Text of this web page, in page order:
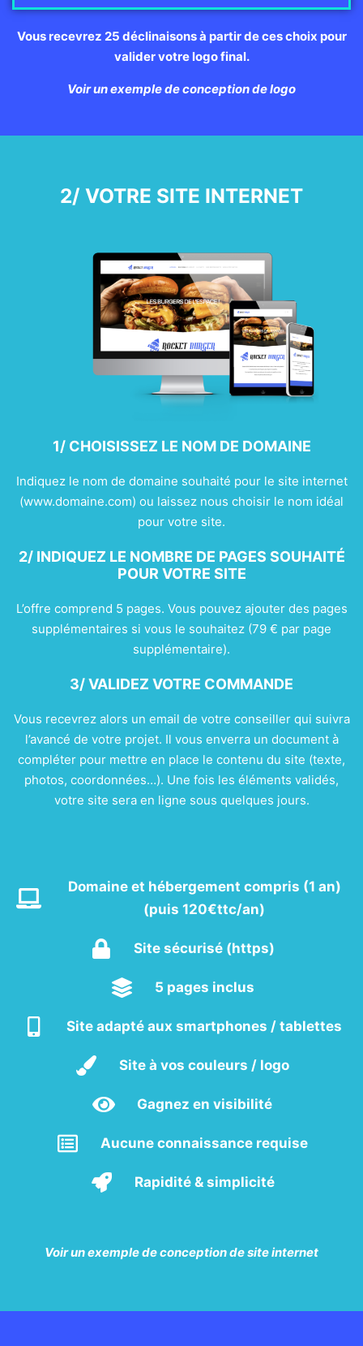
Vous recevrez 25 déclinaisons à partir de ces choix pour
valider votre logo final.
Voir un exemple de conception de logo
2/ VOTRE SITE INTERNET
1/ CHOISISSEZ LE NOM DE DOMAINE
Indiquez le nom de domaine souhaité pour le site internet
(www.domaine.com) ou laissez nous choisir le nom idéal
pour votre site.
2/ INDIQUEZ LE NOMBRE DE PAGES SOUHAITÉ
POUR VOTRE SITE
L’offre comprend 5 pages. Vous pouvez ajouter des pages
supplémentaires si vous le souhaitez (79 € par page
supplémentaire).
3/ VALIDEZ VOTRE COMMANDE
Vous recevrez alors un email de votre conseiller qui suivra
l’avancé de votre projet. Il vous enverra un document à
compléter pour mettre en place le contenu du site (texte,
photos, coordonnées…). Une fois les éléments validés,
votre site sera en ligne sous quelques jours.
Domaine et hébergement compris (1 an)
(puis 120€ttc/an)
Site sécurisé (https)
5 pages inclus
Site adapté aux smartphones / tablettes
Site à vos couleurs / logo
Gagnez en visibilité
Aucune connaissance requise
Rapidité & simplicité
Voir un exemple de conception de site internet